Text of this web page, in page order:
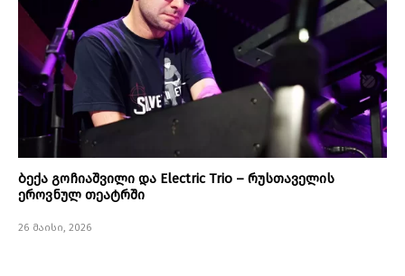
ბექა გოჩიაშვილი და Electric Trio – რუსთაველის
ეროვნულ თეატრში
26 მაისი, 2026